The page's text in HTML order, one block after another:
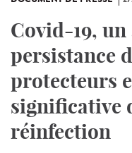
Covid-19, un
persistance
protecteurs
significative
réinfection